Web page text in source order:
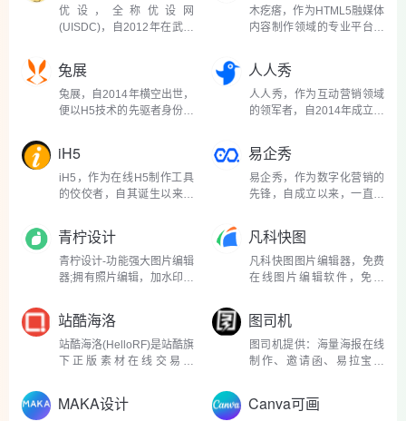
简单的文字美化工具，而是
一个将平凡文字转化...
手的青睐。它不仅仅是一个
简单的图片编辑器，...
优设，全称优设网
(UISDC)，自2012年在武汉
内设计师学习与交流的首选
平台。它不仅仅是一个网
站，更是一个集设计知识分
享、资源下载、工具推荐、
木疙瘩，作为HTML5融媒体
内容制作领域的专业平台，
内容创作者提供一个高效、
专业的创作环境。它不仅仅
是一个工具，更是一个推动
数字内容创新与教育融...
兔展
兔展，自2014年横空出世，
便以H5技术的先驱者身份，
H5制作工具，而是逐渐发展
成为一站式企业营销增长平
台，以其创新的移动营...
人人秀
人人秀，作为互动营销领域
的领军者，自2014年成立以
和全面的营销解决方案，迅
速在市场中占据了一席之
地。这个平台不仅仅是一个
技术产品，更是一个帮助...
iH5
iH5，作为在线H5制作工具
的佼佼者，自其诞生以来，
的界面，成为了数字营销和
创意设计领域的一股不可忽
视的力量。它不仅仅是一个
工具，更是一个推动数...
易企秀
易企秀，作为数字化营销的
先锋，自成立以来，一直致
式的创意设计与营销解决方
案。这个平台凭借其丰富的
功能、便捷的操作和对营销
趋势的敏锐把握，成...
青柠设计
青柠设计-功能强大图片编辑
器;拥有照片编辑，加水印，
赛克等功能。是个人P图，
商家店主营销运营必备的在
线贴图软件，在线图片编辑
器。 流星导航感受：...
凡科快图
凡科快图图片编辑器，免费
在线图片编辑软件，免下
量图片制作模板，不用ps，
1分钟作图，超简单3步操
作，完成在线做图，支持在
线抠图、压缩、分割、加
站酷海洛
站酷海洛(HelloRF)是站酷旗
下正版素材在线交易平
图片，3000万张插画及矢量
图，专注于为设计、广告以
图司机
图司机提供：海量海报在线
制作、邀请函、易拉宝、
计素材和模板，可在线一键
MAKA设计 Canva可画